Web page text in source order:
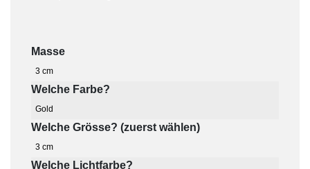
Masse
3 cm
Welche Farbe?
Gold
Welche Grösse? (zuerst wählen)
3 cm
Welche Lichtfarbe?